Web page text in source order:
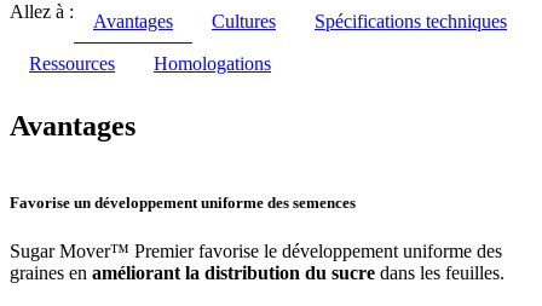
Allez à :
Avantages Cultures Spécifications techniques
Ressources Homologations
Avantages
Favorise un développement uniforme des semences
Sugar Mover™ Premier favorise le développement uniforme des
graines en améliorant la distribution du sucre dans les feuilles.